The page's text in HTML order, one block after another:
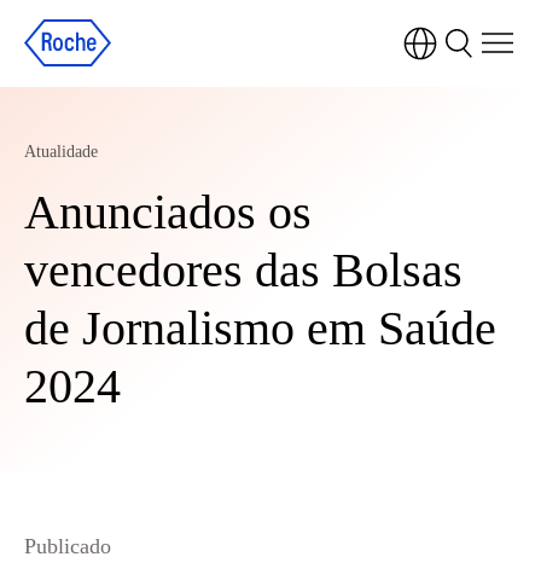
Atualidade
Anunciados os
vencedores das Bolsas
de Jornalismo em Saúde
2024
Publicado